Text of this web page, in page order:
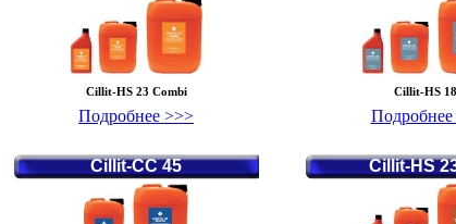
Cillit-HS 23 Combi Cillit-HS
Подробнее >>>
Cillit-CC 45 Cillit-HS